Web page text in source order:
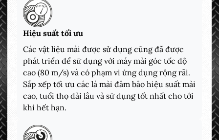
Hiệu suất tối ưu
Các vật liệu mài được sử dụng cũng đã được
phát triển để sử dụng với máy mài góc tốc độ
cao (80 m/s) và có phạm vi ứng dụng rộng rãi.
Sắp xếp tối ưu các lá mài đảm bảo hiệu suất mài
cao, tuổi thọ dài lâu và sử dụng tốt nhất cho tới
khi hết hạn.